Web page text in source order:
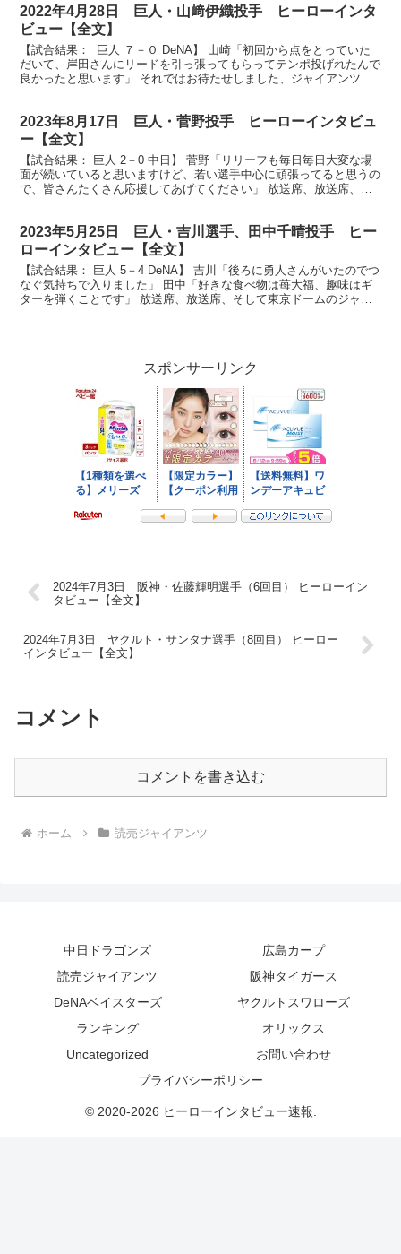
2022年4月28日 巨人・山﨑伊織投手 ヒーローインタ
ビュー【全文】
【試合結果： 巨人 ７－０ DeNA】 山崎「初回から点をとっていた
だいて、岸田さんにリードを引っ張ってもらってテンポ投げれたんで
良かったと思います」 それではお待たせしました、ジャイアンツフ
2023年8月17日 巨人・菅野投手 ヒーローインタビュ
ー【全文】
【試合結果： 巨人 2－0 中日】 菅野「リリーフも毎日毎日大変な場
面が続いていると思いますけど、若い選手中心に頑張ってると思うの
で、皆さんたくさん応援してあげてください」 放送席、放送席、そ
2023年5月25日 巨人・吉川選手、田中千晴投手 ヒー
ローインタビュー【全文】
【試合結果： 巨人 5－4 DeNA】 吉川「後ろに勇人さんがいたのでつ
なぐ気持ちで入りました」 田中「好きな食べ物は苺大福、趣味はギ
ターを弾くことです」 放送席、放送席、そして東京ドームのジャイ
スポンサーリンク
2024年7月3日 阪神・佐藤輝明選手（6回目） ヒーローイン
タビュー【全文】
2024年7月3日 ヤクルト・サンタナ選手（8回目） ヒーロー
インタビュー【全文】
コメント
コメントを書き込む
ホーム 読売ジャイアンツ
中日ドラゴンズ
広島カープ
読売ジャイアンツ
阪神タイガース
DeNAベイスターズ
ヤクルトスワローズ
ランキング
オリックス
Uncategorized
お問い合わせ
プライバシーポリシー
© 2020-2026 ヒーローインタビュー速報.